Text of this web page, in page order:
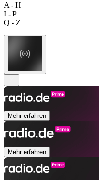
A - H
I - P
Q - Z
Mehr erfahren
Mehr erfahren